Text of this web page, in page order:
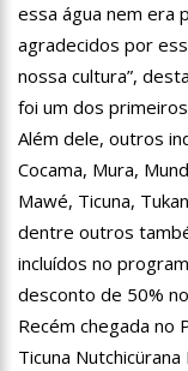
12:01 Última
11:53
Prefeitura
10:01 Junho
13:11 Sine Manaus
13:06 Anna
VÍDEO:
12:51 Modelo e
essa água nem era
agradecidos por
nossa cultura”,
foi um dos
Além dele, outros
Cocama, Mura,
Mawé, Ticuna,
dentre outros
incluídos no
desconto de 50%
Recém chegada no
Ticuna